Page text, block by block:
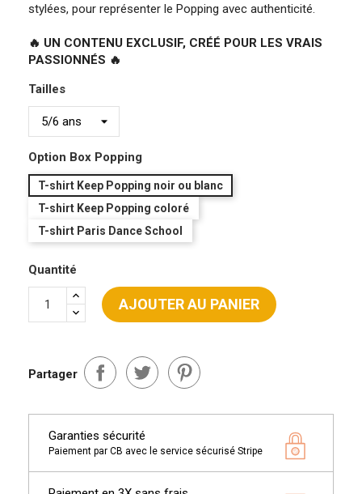
stylées, pour représenter le Popping avec authenticité.
🔥 UN CONTENU EXCLUSIF, CRÉÉ POUR LES VRAIS
PASSIONNÉS 🔥
Tailles
Option Box Popping
T-shirt Keep Popping noir ou blanc
T-shirt Keep Popping coloré
T-shirt Paris Dance School
Quantité
AJOUTER AU PANIER
Partager
Garanties sécurité
Paiement par CB avec le service sécurisé Stripe